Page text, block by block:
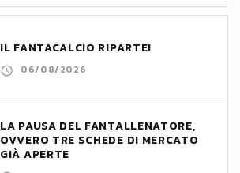
IL FANTACALCIO RIPARTE!
06/08/2026
LA PAUSA DEL FANTALLENATORE,
OVVERO TRE SCHEDE DI MERCATO
GIÀ APERTE